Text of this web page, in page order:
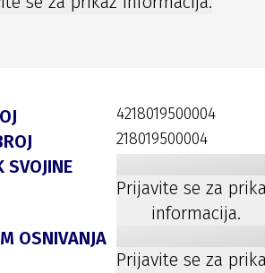
4218019500004
218019500004
SVOJINE
Prijavite se za
informacija.
OSNIVANJA
Prijavite se za